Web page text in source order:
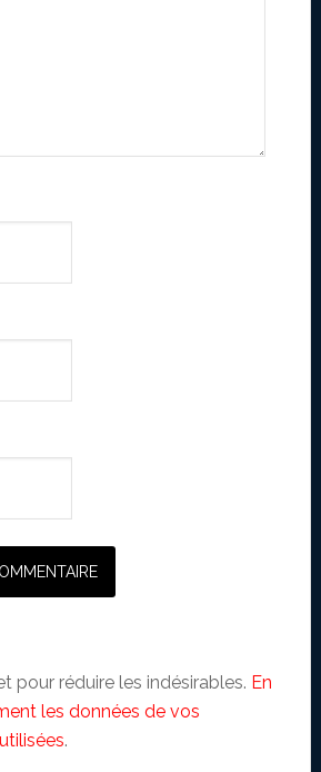
pour réduire les indésirables. En
les données de vos
.